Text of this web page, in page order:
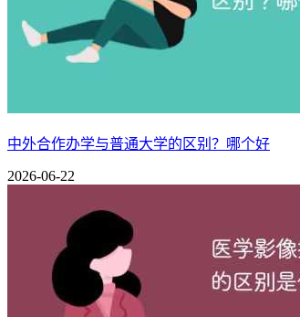
3、学费与证书认证：一个省钱但不认学信网
学费方面，微专业是按学分收费，每学分
书上，不管是找工作还是考研，这个认可度都
教育目的
培养专业人才
教育内容
单个学科知识为主 单个学科
课程与学分
40-60门 (140-180学分) 15-30门
培养模式
标准化培养
中外合作办学与普通大学的区别？哪个好
2026-06-22